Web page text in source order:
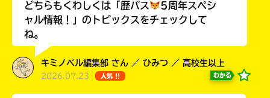
どちらもくわしくは「歴バス
5周年スペシ
ャル情報！」のトピックスをチェックして
ね。
キミノベル編集部 さん ／ ひみつ ／ 高校生以上
2026.07.23 人気 !! わかる